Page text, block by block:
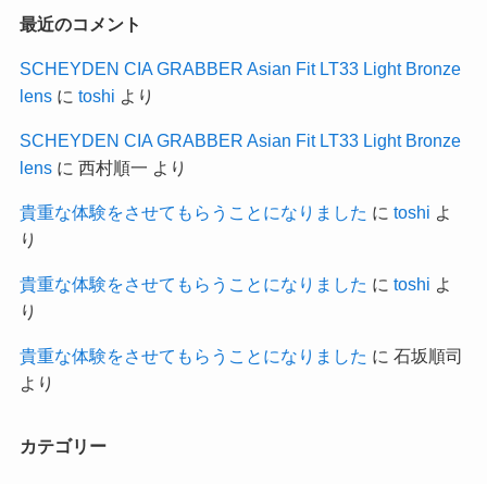
最近のコメント
SCHEYDEN CIA GRABBER Asian Fit LT33 Light Bronze
lensに toshi より
SCHEYDEN CIA GRABBER Asian Fit LT33 Light Bronze
lensに 西村順一 より
貴重な体験をさせてもらうことになりました に toshi よ
り
貴重な体験をさせてもらうことになりました に toshi よ
り
貴重な体験をさせてもらうことになりました に 石坂順司
より
カテゴリー